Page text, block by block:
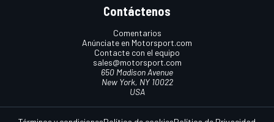
Contáctenos
Comentarios
Anúnciate en Motorsport.com
Contacte con el equipo
sales@motorsport.com
650 Madison Avenue
New York, NY 10022
USA